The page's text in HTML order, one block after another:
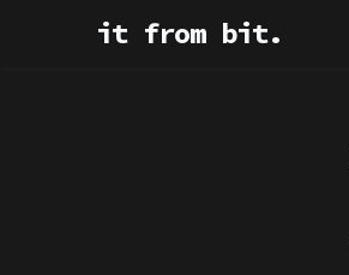
it from bit.